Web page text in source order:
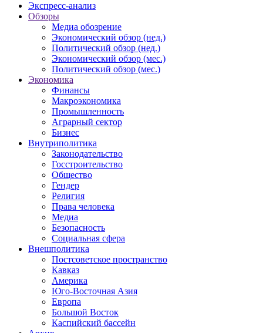
Экспресс-анализ
Обзоры
Медиа обозрение
Экономический обзор (нед.)
Политический обзор (нед.)
Экономический обзор (мес.)
Политический обзор (мес.)
Экономика
Финансы
Макроэкономика
Промышленность
Аграрный сектор
Бизнес
Внутриполитика
Законодательство
Госстроительство
Общество
Гендер
Религия
Права человека
Медиа
Безопасность
Социальная сфера
Внешполитика
Постсоветское пространство
Кавказ
Америка
Юго-Восточная Азия
Европа
Большой Восток
Каспийский бассейн